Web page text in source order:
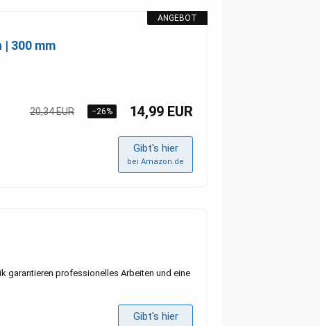
ANGEBOT
300 mm
20,34 EUR −26% 14,99 EUR
Gibt's hier
bei Amazon.de
garantieren professionelles Arbeiten und eine
Gibt's hier